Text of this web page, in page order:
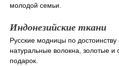
молодой семьи.
Индонезийские ткани
Русские модницы по
натуральные волокна, золотые
подарок.